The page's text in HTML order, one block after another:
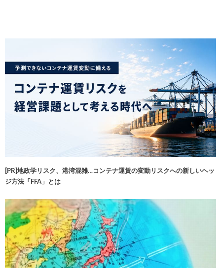
[PR]地政学リスク、港湾混雑…コンテナ運賃の変動リスクへの新しいヘッ
ジ方法「FFA」とは